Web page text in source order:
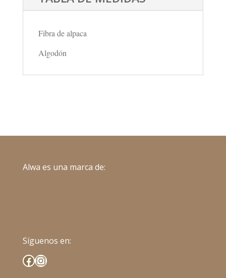
Fibra de alpaca
Algodón
Alwa es una marca de:
Síguenos en:
Facebook
Instagram